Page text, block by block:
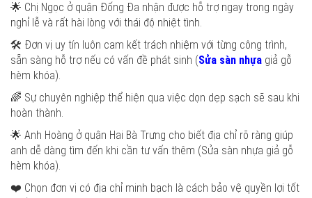
🌟 Chị Ngọc ở quận Đống Đa nhận được hỗ trợ ngay trong ngày
nghỉ lễ và rất hài lòng với thái độ nhiệt tình.
🛠️ Đơn vị uy tín luôn cam kết trách nhiệm với từng công trình,
sẵn sàng hỗ trợ nếu có vấn đề phát sinh (Sửa sàn nhựa giả gỗ
hèm khóa).
🌈 Sự chuyên nghiệp thể hiện qua việc dọn dẹp sạch sẽ sau khi
hoàn thành.
🌟 Anh Hoàng ở quận Hai Bà Trưng cho biết địa chỉ rõ ràng giúp
anh dễ dàng tìm đến khi cần tư vấn thêm (Sửa sàn nhựa giả gỗ
hèm khóa).
❤️ Chọn đơn vị có địa chỉ minh bạch là cách bảo vệ quyền lợi tốt